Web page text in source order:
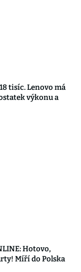
tisíc. Lenovo má
výkonu a
Hotovo,
Míří do Polska